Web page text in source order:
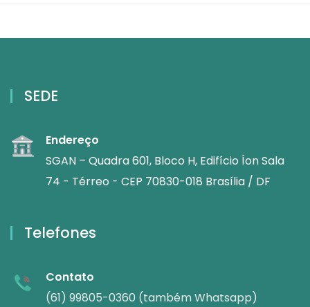
SEDE
Endereço
SGAN – Quadra 601, Bloco H, Edifício Íon Sala
74 - Térreo - CEP 70830-018 Brasília / DF
Telefones
Contato
(61) 99805-0360 (também Whatsapp)